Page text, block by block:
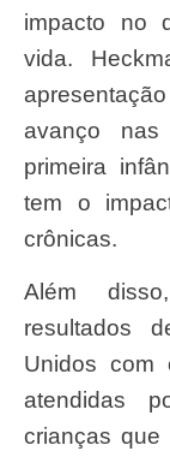
impacto no
vida.
avanço
primeira
tem o
crônicas.
Além disso, o economista apresentou
resultados
Unidos com
atendidas
crianças que